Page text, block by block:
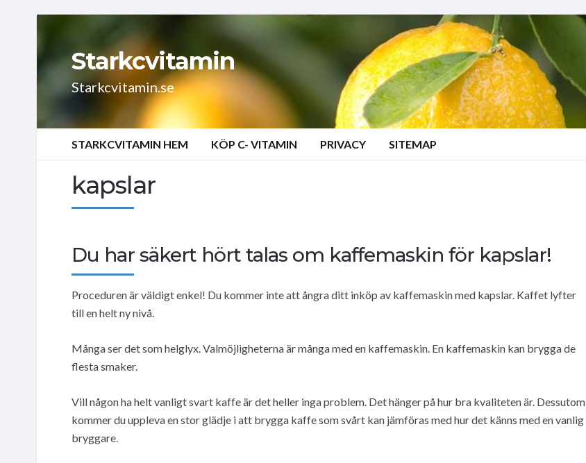
Starkcvitamin
Starkcvitamin.se
STARKCVITAMIN HEM KÖP C- VITAMIN PRIVACY SITEMAP
kapslar
Du har säkert hört talas om kaffemaskin för kapslar!
Proceduren är väldigt enkel! Du kommer inte att ångra ditt inköp av kaffemaskin med kapslar. Kaffet lyfter
till en helt ny nivå.
Många ser det som helglyx. Valmöjligheterna är många med en kaffemaskin. En kaffemaskin kan brygga de
flesta smaker.
Vill någon ha helt vanligt svart kaffe är det heller inga problem. Det hänger på hur bra kvaliteten är. Dessutom
kommer du uppleva en stor glädje i att brygga kaffe som svårt kan jämföras med hur det känns med en vanlig
bryggare.